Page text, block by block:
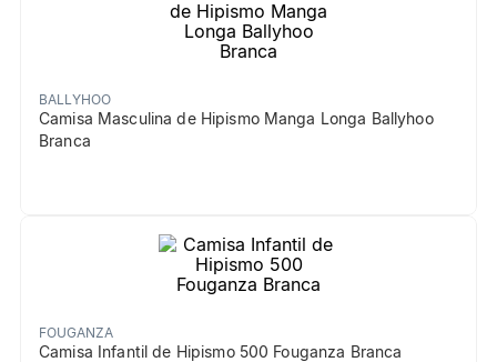
BALLYHOO
Camisa Masculina de Hipismo Manga Longa Ballyhoo
Branca
FOUGANZA
Camisa Infantil de Hipismo 500 Fouganza Branca